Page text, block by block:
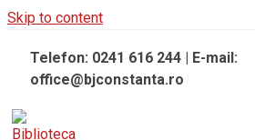
Skip to content
Telefon: 0241 616 244 | E-mail:
office@bjconstanta.ro